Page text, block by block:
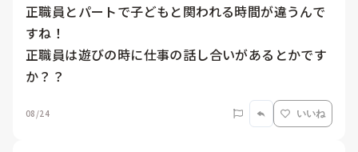
正職員とパートで子どもと関われる時間が違うんで
すね！
正職員は遊びの時に仕事の話し合いがあるとかです
か？？
08/24 いいね